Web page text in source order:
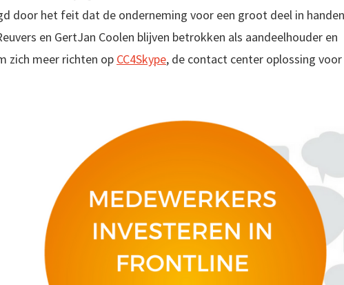
door het feit dat de onderneming voor een groot deel in handen
en GertJan Coolen blijven betrokken als aandeelhouder en
zich meer richten op CC4Skype, de contact center oplossing voor